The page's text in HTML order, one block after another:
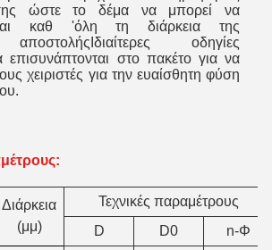
ώστε το δέμα να μπορεί να
καθ 'όλη τη διάρκεια της
αποστολήςΙδιαίτερες οδηγίες
επισυνάπτονται στο πακέτο για να
χειριστές για την ευαίσθητη φύση
Διάρκεια
(μμ)
Τεχνικές παραμέτρους
D
D0
n-Φ